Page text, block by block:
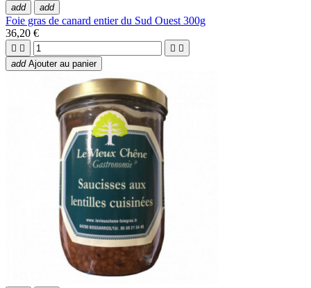
add add
Foie gras de canard entier du Sud Ouest 300g
36,20 €
   
add Ajouter au panier